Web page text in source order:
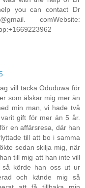
you can contact Dr
comWebsite:
vill tacka Oduduwa för
som älskar mig mer än
min man, vi hade två
gift för mer än 5 år.
en affärsresa, där han
till att bo i samma
sedan skilja mig, när
till mig att han inte vill
så körde han oss ut ur
och kände mig så